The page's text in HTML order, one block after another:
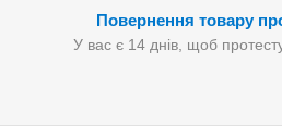
Повернення товару
У вас є 14 днів, щоб